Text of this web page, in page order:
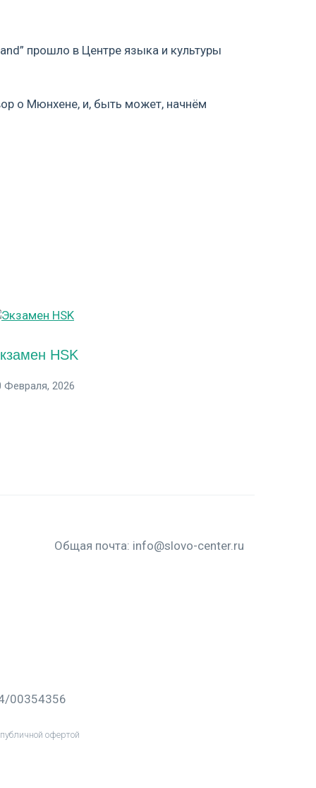
прошло в Центре языка и культуры
о Мюнхене, и, быть может, начнём
HSK
Февраля, 2026
Общая почта: info@slovo-center.ru
00354356
офертой